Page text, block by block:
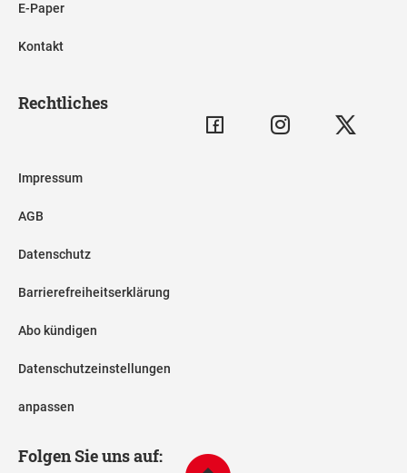
E-Paper
Kontakt
Rechtliches
Impressum
AGB
Datenschutz
Barrierefreiheitserklärung
Abo kündigen
Datenschutzeinstellungen
anpassen
Folgen Sie uns auf: